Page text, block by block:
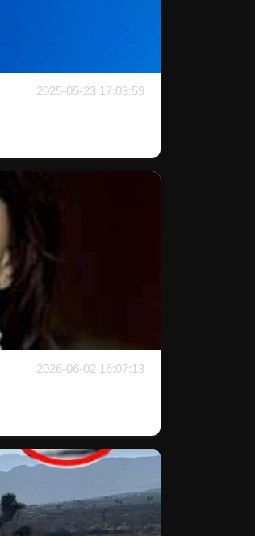
2025-05-23 17:03:59
2026-06-02 16:07:13